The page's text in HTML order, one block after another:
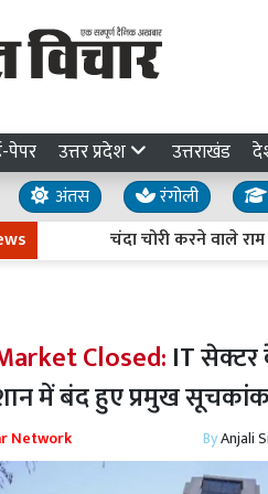
पेपर उत्तर प्रदेश उत्तराखंड
अंतस रंगोली
चंदा चोरी करने वाले राम के
Closed: IT
में बंद हुए प्रमुख
Network ByAnjali